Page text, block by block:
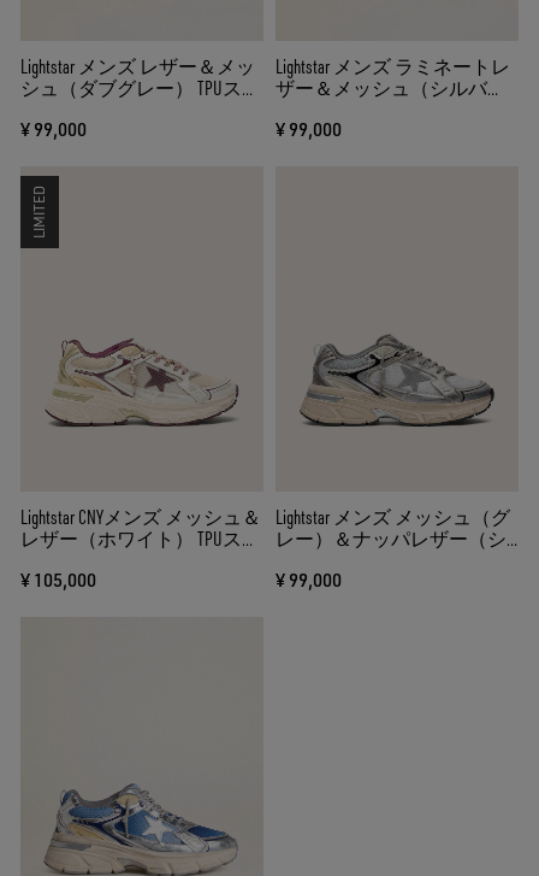
Lightstar メンズ レザー＆メッ
シュ（ダブグレー） TPUスタ
¥ 99,000
Lightstar メンズ ラミネートレ
ザー＆メッシュ（シルバ
¥ 99,000
LIMITED
Lightstar CNYメンズ メッシュ＆
レザー（ホワイト） TPUスタ
¥ 105,000
Lightstar メンズ メッシュ（グ
レー）＆ナッパレザー（シ
ー）
¥ 99,000